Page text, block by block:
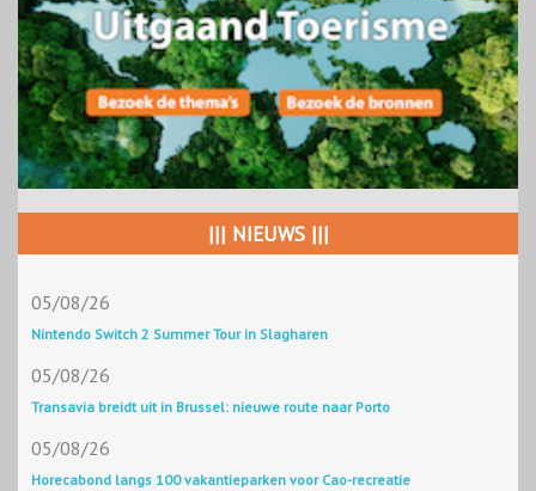
||| NIEUWS |||
05/08/26
Nintendo Switch 2 Summer Tour in Slagharen
05/08/26
Transavia breidt uit in Brussel: nieuwe route naar Porto
05/08/26
Horecabond langs 100 vakantieparken voor Cao-recreatie